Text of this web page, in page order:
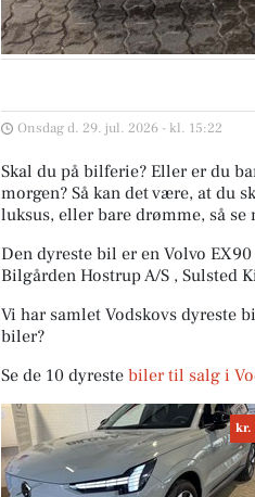
Onsdag d. 29. jul. 2026 - kl. 15:22
Skal du på bilferie? Eller er du
morgen? Så kan det være, at du
luksus, eller bare drømme, så se
Den dyreste bil er en Volvo
Bilgården Hostrup A/S , Sulsted
Vi har samlet Vodskovs dyreste
biler?
Se de 10 dyreste biler til salg i
kr.
Vodskov
v/Thorstein
Nye åbningstider og et
på vores klinikker 🐾 For